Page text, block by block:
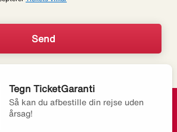
Tegn TicketGaranti
Så kan du afbestille din rejse uden
årsag!